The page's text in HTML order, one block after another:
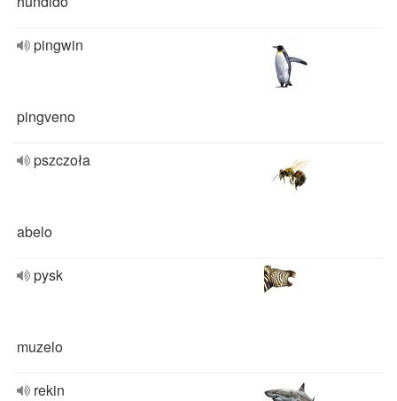
pingwin
pingveno
pszczoła
abelo
pysk
muzelo
rekin